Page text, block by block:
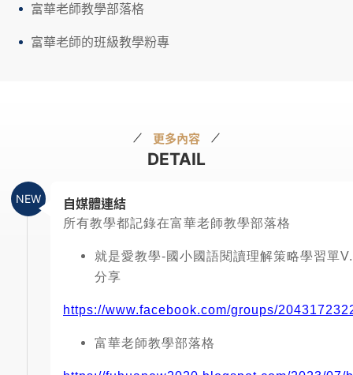
富華老師教學部落格
富華老師的班級教學粉專
更多內容
DETAIL
自媒體連結
所有教學都記錄在富華老師教學部落格
就是愛教學-國小國語閱讀理解策略學習單
分享
https://www.facebook.com/groups/
富華老師教學部落格